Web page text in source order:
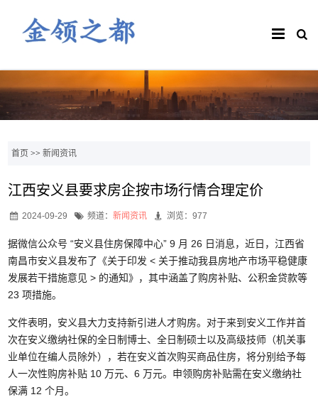
首页 >>新闻资讯
江西安义县要求房企按市场行情合理定价
2024-09-29 频道： 新闻资讯 浏览：977
据微信公众号 “安义县住房保障中心” 9 月 26 日消息，近日，江西省
南昌市安义县发布了《关于印发 < 关于推动我县房地产市场平稳健康
发展若干措施意见 > 的通知》，其中涵盖了购房补贴、公积金贷款等
23 项措施。
文件表明，安义县大力支持新引进人才购房。对于来到安义工作并首
次在安义缴纳社保的全日制博士、全日制硕士以及高级技师（机关事
业单位在编人员除外），若在安义首次购买商品住房，将分别给予每
人一次性购房补贴 10 万元、6 万元。申领购房补贴需在安义缴纳社
保满 12 个月。